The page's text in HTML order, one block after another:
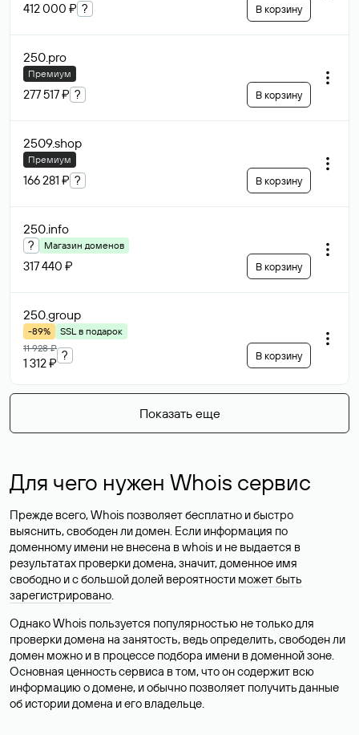
412 000 ₽ ? В корзину
250.pro
Премиум
277 517 ₽ ? В корзину
2509.shop
Премиум
166 281 ₽ ? В корзину
250.info
? Магазин доменов
317 440 ₽ В корзину
250.group
-89%
SSL в подарок
11 928 ₽
1 312 ₽
? В корзину
Показать еще
Для чего нужен Whois сервис
Прежде всего, Whois позволяет бесплатно и быстро
выяснить, свободен ли домен. Если информация по
доменному имени не внесена в whois и не выдается в
результатах проверки домена, значит, доменное имя
свободно и с большой долей вероятности может быть
зарегистрировано.
Однако Whois пользуется популярностью не только для
проверки домена на занятость, ведь определить, свободен ли
домен можно и в процессе подбора имени в доменной зоне.
Основная ценность сервиса в том, что он содержит всю
информацию о домене, и обычно позволяет получить данные
об истории домена и его владельце.